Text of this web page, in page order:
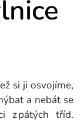
si ji osvojíme,
a nebát se
z pátých tříd.